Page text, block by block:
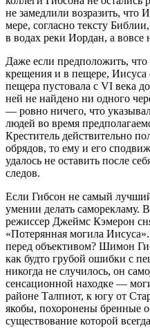
не замедлили возразить, что
мере, согласно тексту
в водах реки Иордан, а вовсе
Даже если предположить,
крещения и в пещере, Иисуса
пещера пустовала с VI века
ней не найдено ни одного
— ровно ничего, что
людей во время
Креститель действительно
обрядов, то ему и его
удалось не оставить после
следов.
Если Гибсон не самый
умении делать саморекламу.
режиссер Джеймс Кэмерон
«Потерянная могила Иисуса».
перед объективом? Шимон
как будто грубой ошибки с
никогда не случилось, он
сенсационной находке —
районе Талпиот, к югу от
якобы, похоронены бренные
существование которой